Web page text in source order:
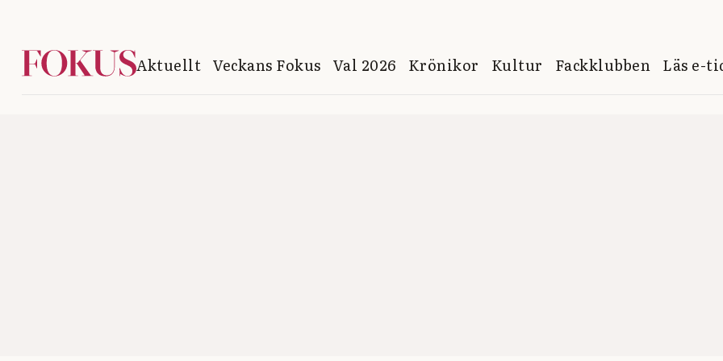
Aktuellt Veckans Fokus Val 2026 Krönikor Kultur Fackklubben Läs e-